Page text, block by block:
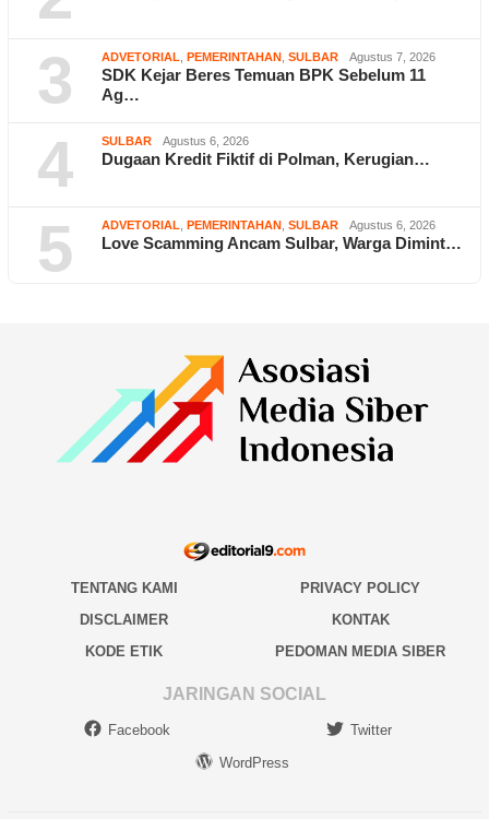
3 ADVETORIAL PEMERINTAHAN SULBAR Agustus 7, 2026
SDK Kejar Beres Temuan BPK Sebelum 11
Ag…
4 SULBAR Agustus 6, 2026
Dugaan Kredit Fiktif di Polman, Kerugian…
5 ADVETORIAL PEMERINTAHAN SULBAR Agustus 6, 2026
Love Scamming Ancam Sulbar, Warga Dimint…
TENTANG KAMI
PRIVACY POLICY
DISCLAIMER
KONTAK
KODE ETIK
PEDOMAN MEDIA SIBER
JARINGAN SOCIAL
Facebook
Twitter
WordPress